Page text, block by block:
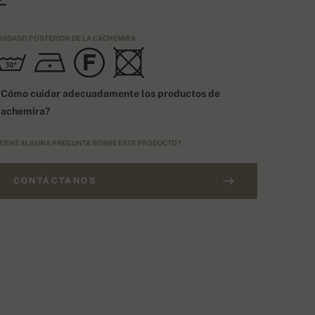
POSTERIOR DE LA CACHEMIRA
cuidar adecuadamente los productos de
ALGUNA PREGUNTA SOBRE ESTE PRODUCTO?
CONTÁCTANOS